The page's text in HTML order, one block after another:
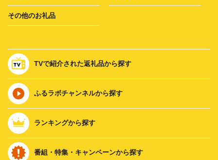
その他のお礼品
TVで紹介された返礼品から探す
ふるラボチャンネルから探す
ランキングから探す
番組・特集・キャンペーンから探す